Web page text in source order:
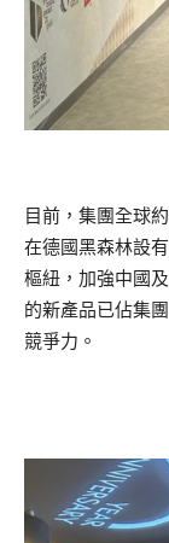
目前，集團全球
在德國黑森林設
樞紐，加強中國
的新產品已佔集
競爭力。